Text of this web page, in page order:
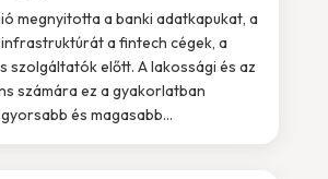
megnyitotta a banki adatkapukat, a
a fintech cégek, a
szolgáltatók előtt. A lakossági és az
számára ez a gyakorlatban
és magasabb...